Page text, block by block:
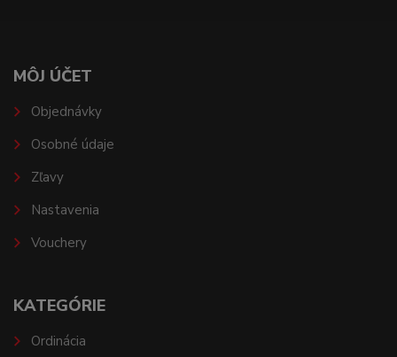
MÔJ ÚČET
Objednávky
Osobné údaje
Zľavy
Nastavenia
Vouchery
KATEGÓRIE
Ordinácia